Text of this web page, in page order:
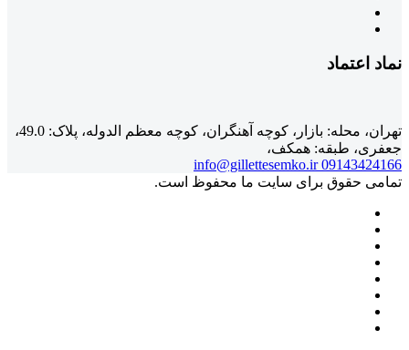
نماد اعتماد
تهران، محله: بازار، کوچه آهنگران، کوچه معظم الدوله، پلاک: 49.0،
جعفری، طبقه: همکف،
09143424166
info@gillettesemko.ir
تمامی حقوق برای سایت ما محفوظ است.